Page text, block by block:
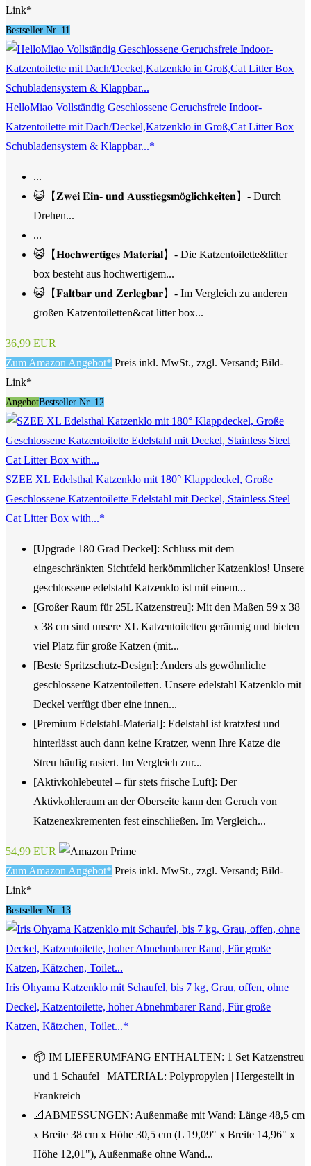
Link*
Bestseller Nr. 11
HelloMiao Vollständig Geschlossene Geruchsfreie Indoor-
Katzentoilette mit Dach/Deckel,Katzenklo in Groß,Cat Litter Box
Schubladensystem & Klappbar...*
...
😺【𝐙𝐰𝐞𝐢 𝐄𝐢𝐧- 𝐮𝐧𝐝 𝐀𝐮𝐬𝐬𝐭𝐢𝐞𝐠𝐬𝐦ö𝐠𝐥𝐢𝐜𝐡𝐤𝐞𝐢𝐭𝐞𝐧】- Durch
Drehen...
...
😺【𝐇𝐨𝐜𝐡𝐰𝐞𝐫𝐭𝐢𝐠𝐞𝐬 𝐌𝐚𝐭𝐞𝐫𝐢𝐚𝐥】- Die Katzentoilette&litter
box besteht aus hochwertigem...
😺【𝐅𝐚𝐥𝐭𝐛𝐚𝐫 𝐮𝐧𝐝 𝐙𝐞𝐫𝐥𝐞𝐠𝐛𝐚𝐫】- Im Vergleich zu anderen
großen Katzentoiletten&cat litter box...
36,99 EUR
Zum Amazon Angebot* Preis inkl. MwSt., zzgl. Versand; Bild-
Link*
AngebotBestseller Nr. 12
SZEE XL Edelsthal Katzenklo mit 180° Klappdeckel, Große
Geschlossene Katzentoilette Edelstahl mit Deckel, Stainless Steel
Cat Litter Box with...*
[Upgrade 180 Grad Deckel]: Schluss mit dem
eingeschränkten Sichtfeld herkömmlicher Katzenklos! Unsere
geschlossene edelstahl Katzenklo ist mit einem...
[Großer Raum für 25L Katzenstreu]: Mit den Maßen 59 x 38
x 38 cm sind unsere XL Katzentoiletten geräumig und bieten
viel Platz für große Katzen (mit...
[Beste Spritzschutz-Design]: Anders als gewöhnliche
geschlossene Katzentoiletten. Unsere edelstahl Katzenklo mit
Deckel verfügt über eine innen...
[Premium Edelstahl-Material]: Edelstahl ist kratzfest und
hinterlässt auch dann keine Kratzer, wenn Ihre Katze die
Streu häufig rasiert. Im Vergleich zur...
[Aktivkohlebeutel – für stets frische Luft]: Der
Aktivkohleraum an der Oberseite kann den Geruch von
Katzenexkrementen fest einschließen. Im Vergleich...
54,99 EUR
Zum Amazon Angebot* Preis inkl. MwSt., zzgl. Versand; Bild-
Link*
Bestseller Nr. 13
Iris Ohyama Katzenklo mit Schaufel, bis 7 kg, Grau, offen, ohne
Deckel, Katzentoilette, hoher Abnehmbarer Rand, Für große
Katzen, Kätzchen, Toilet...*
📦 IM LIEFERUMFANG ENTHALTEN: 1 Set Katzenstreu
und 1 Schaufel | MATERIAL: Polypropylen | Hergestellt in
Frankreich
📐ABMESSUNGEN: Außenmaße mit Wand: Länge 48,5 cm
x Breite 38 cm x Höhe 30,5 cm (L 19,09" x Breite 14,96" x
Höhe 12,01"), Außenmaße ohne Wand...